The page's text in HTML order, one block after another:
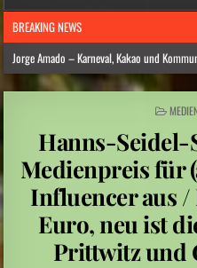
BREAKING NEWS
Jorge Amado – Karneval, Kakao und
Anna Schapiro: „Fühlen Sie sich wie zu
Daniela Dröscher – Geldmangel, Gedichte
Sarah Diehl: „Ins tiefe Blau“ – Unter
Mittelamerika: Vulkanausbruch in
Hanns-
Medienpreis für
Influencer aus
Euro, neu ist
Prittwitz und